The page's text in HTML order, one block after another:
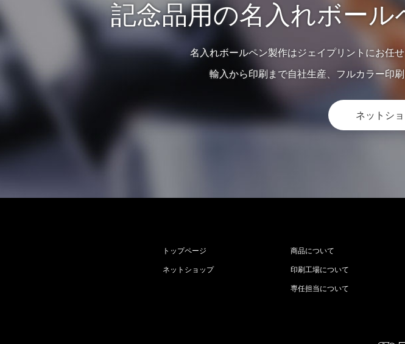
記念品用の名入れボー
名入れボールペン製作はジェイプリントにお任
輸入から印刷まで自社生産、フルカラー印
ネットシ
トップページ
ネットショップ
商品について
印刷工場について
専任担当について